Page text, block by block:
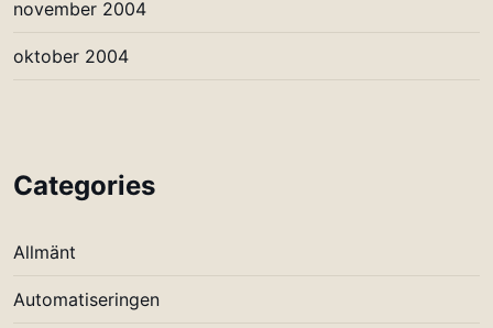
november 2004
oktober 2004
Categories
Allmänt
Automatiseringen